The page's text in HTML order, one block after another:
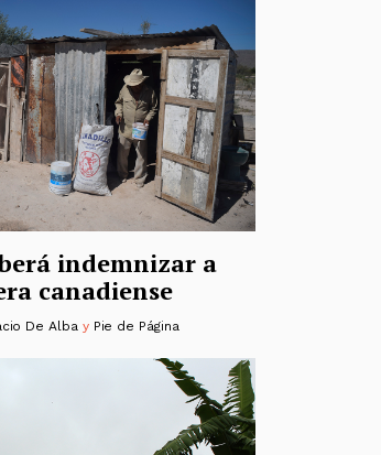
indemnizar a
canadiense
De Albay Pie de Página